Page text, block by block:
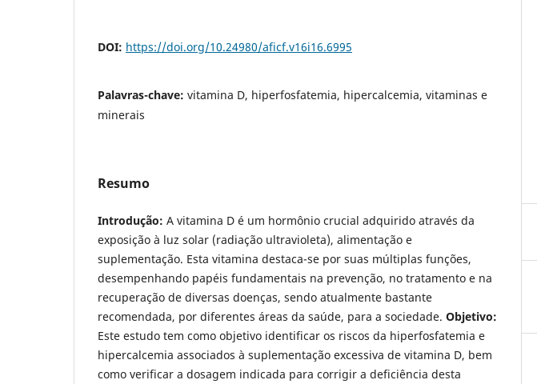
DOI: https://doi.org/10.24980/aficf.v16i16.6995
Palavras-chave: vitamina D, hiperfosfatemia, hipercalcemia, vitaminas e
minerais
Resumo
Introdução: A vitamina D é um hormônio crucial adquirido através da
exposição à luz solar (radiação ultravioleta), alimentação e
suplementação. Esta vitamina destaca-se por suas múltiplas funções,
desempenhando papéis fundamentais na prevenção, no tratamento e na
recuperação de diversas doenças, sendo atualmente bastante
recomendada, por diferentes áreas da saúde, para a sociedade. Objetivo:
Este estudo tem como objetivo identificar os riscos da hiperfosfatemia e
hipercalcemia associados à suplementação excessiva de vitamina D, bem
como verificar a dosagem indicada para corrigir a deficiência desta